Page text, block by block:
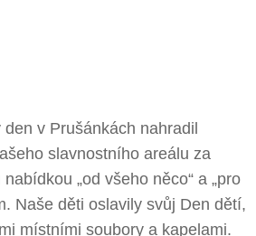
v Prušánkách nahradil
slavnostního areálu za
„od všeho něco“ a „pro
Naše děti oslavily svůj Den dětí,
místními soubory a kapelami.